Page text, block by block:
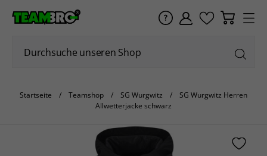
Startseite Teamshop SG Wurgwitz
SG Wurgwitz Herren
Allwetterjacke schwarz